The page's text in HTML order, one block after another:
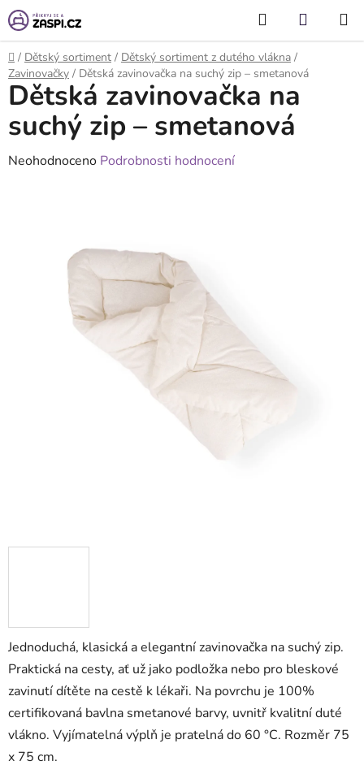
Přejít na obsah Hledat
KOŠÍK
Domů
/ Dětský sortiment / Dětský sortiment z dutého vlákna /
Zavinovačky / Dětská zavinovačka na suchý zip – smetanová
Jednoduchá, klasická a elegantní zavinovačka na suchý zip.
Praktická na cesty, ať už jako podložka nebo pro bleskové
zavinutí dítěte na cestě k lékaři. Na povrchu je 100%
certifikovaná bavlna smetanové barvy, uvnitř kvalitní duté
vlákno. Vyjímatelná výplň je pratelná do 60 °C. Rozměr 75
x 75 cm.
Dětská zavinovačka na
suchý zip – smetanová
Průměrné
Neohodnoceno Podrobnosti hodnocení